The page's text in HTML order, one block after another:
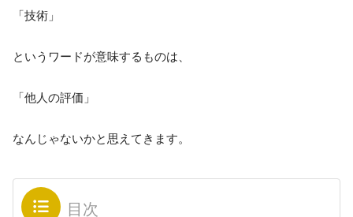
「技術」
というワードが意味するものは、
「他人の評価」
なんじゃないかと思えてきます。
目次